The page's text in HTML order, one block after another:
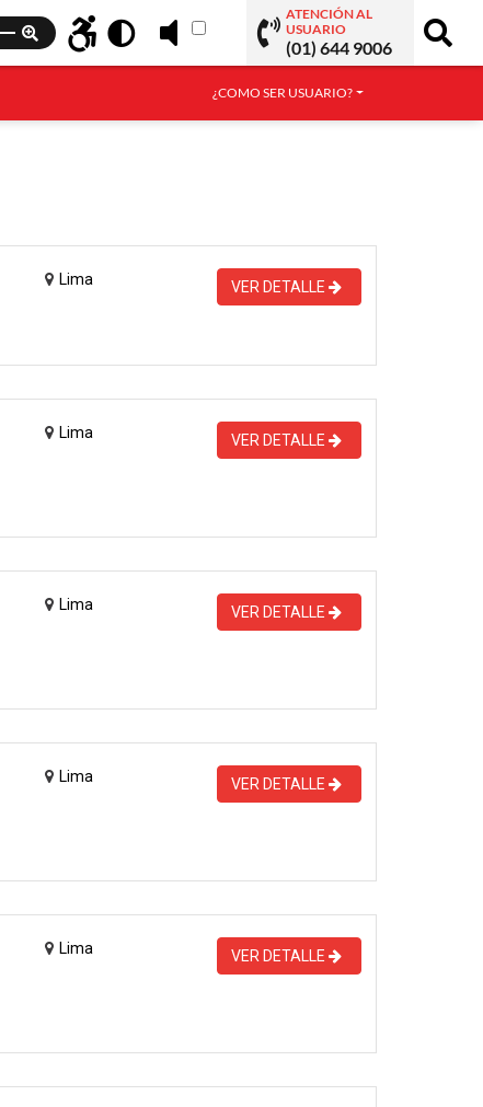
ATENCIÓN AL
USUARIO
(01) 644 9006
¿COMO SER USUARIO?
Lima VER DETALLE
Lima VER DETALLE
Lima VER DETALLE
Lima VER DETALLE
Lima VER DETALLE